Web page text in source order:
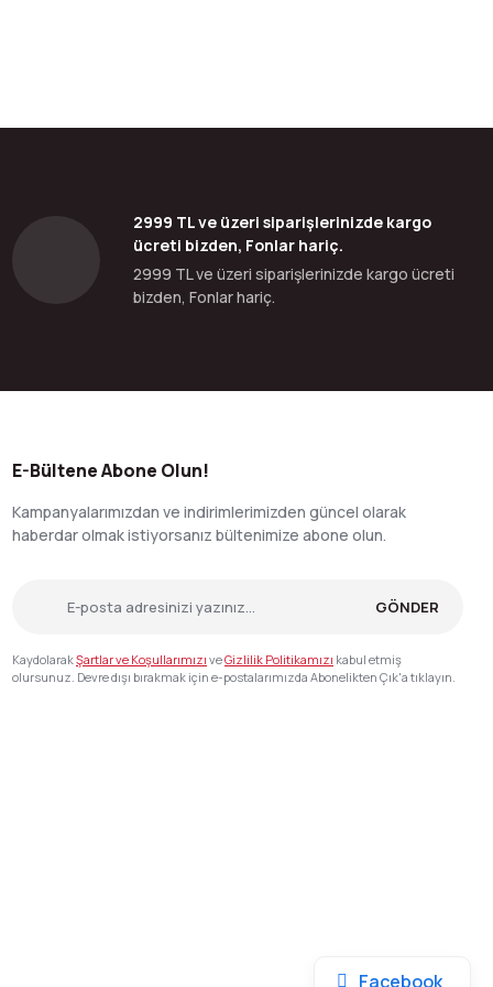
2999 TL ve üzeri siparişlerinizde kargo
ücreti bizden, Fonlar hariç.
2999 TL ve üzeri siparişlerinizde kargo ücreti
bizden, Fonlar hariç.
E-Bültene Abone Olun!
Kampanyalarımızdan ve indirimlerimizden güncel olarak
haberdar olmak istiyorsanız bültenimize abone olun.
GÖNDER
KaydolarakŞartlar ve Koşullarımızı veGizlilik Politikamızı kabul etmiş
olursunuz. Devre dışı bırakmak için e-postalarımızda Abonelikten Çık'a tıklayın.
Facebook